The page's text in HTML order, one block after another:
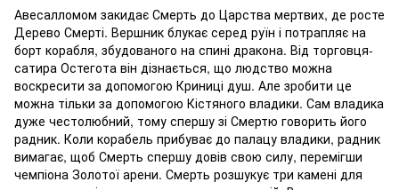
Авесалломом закидає Смерть до Царства мертвих, де росте
Дерево Смерті. Вершник блукає серед руїн і потрапляє на
борт корабля, збудованого на спині дракона. Від торговця-
сатира Остегота він дізнається, що людство можна
воскресити за допомогою Криниці душ. Але зробити це
можна тільки за допомогою Кістяного владики. Сам владика
дуже честолюбний, тому спершу зі Смертю говорить його
радник. Коли корабель прибуває до палацу владики, радник
вимагає, щоб Смерть спершу довів свою силу, перемігши
чемпіона Золотої арени. Смерть розшукує три камені для